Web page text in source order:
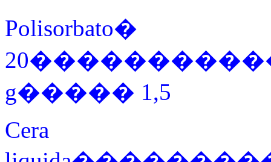
Polisorbato�
g����� 1,5
Cera